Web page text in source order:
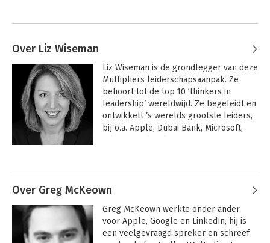
Over Liz Wiseman
Liz Wiseman is de grondlegger van deze
Multipliers leiderschapsaanpak. Ze
behoort tot de top 10 ‘thinkers in
leadership’ wereldwijd. Ze begeleidt en
ontwikkelt ’s werelds grootste leiders,
bij o.a. Apple, Dubai Bank, Microsoft,
ontwikkeling naar  leiderschap
Over Greg McKeown
Greg McKeown werkte onder ander
voor Apple, Google en LinkedIn, hij is
een veelgevraagd spreker en schreef